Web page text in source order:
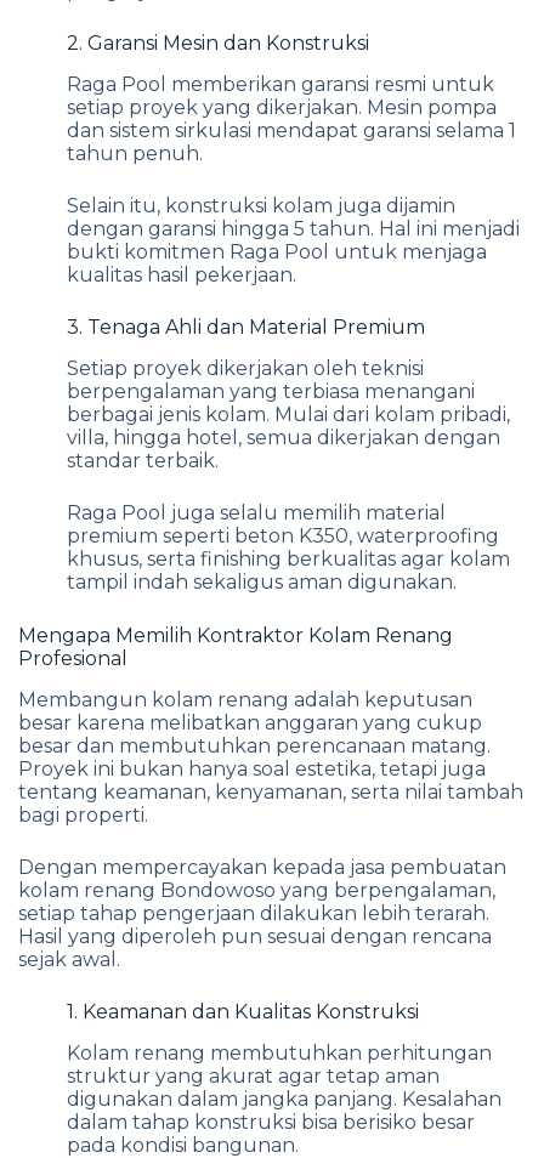
2. Garansi Mesin dan Konstruksi
Raga Pool memberikan garansi resmi untuk
setiap proyek yang dikerjakan. Mesin pompa
dan sistem sirkulasi mendapat garansi selama 1
tahun penuh.
Selain itu, konstruksi kolam juga dijamin
dengan garansi hingga 5 tahun. Hal ini menjadi
bukti komitmen Raga Pool untuk menjaga
kualitas hasil pekerjaan.
3. Tenaga Ahli dan Material Premium
Setiap proyek dikerjakan oleh teknisi
berpengalaman yang terbiasa menangani
berbagai jenis kolam. Mulai dari kolam pribadi,
villa, hingga hotel, semua dikerjakan dengan
standar terbaik.
Raga Pool juga selalu memilih material
premium seperti beton K350, waterproofing
khusus, serta finishing berkualitas agar kolam
tampil indah sekaligus aman digunakan.
Mengapa Memilih Kontraktor Kolam Renang
Profesional
Membangun kolam renang adalah keputusan
besar karena melibatkan anggaran yang cukup
besar dan membutuhkan perencanaan matang.
Proyek ini bukan hanya soal estetika, tetapi juga
tentang keamanan, kenyamanan, serta nilai tambah
bagi properti.
Dengan mempercayakan kepada jasa pembuatan
kolam renang Bondowoso yang berpengalaman,
setiap tahap pengerjaan dilakukan lebih terarah.
Hasil yang diperoleh pun sesuai dengan rencana
sejak awal.
1. Keamanan dan Kualitas Konstruksi
Kolam renang membutuhkan perhitungan
struktur yang akurat agar tetap aman
digunakan dalam jangka panjang. Kesalahan
dalam tahap konstruksi bisa berisiko besar
pada kondisi bangunan.